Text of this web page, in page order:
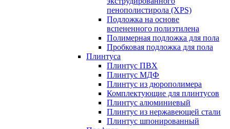
пенополистирола (XPS)
Подложка на основе
вспененного полиэтилена
Полимерная подложка для пола
Пробковая подложка для пола
Плинтуса
Плинтус ПВХ
Плинтус МДФ
Плинтус из дюрополимера
Комплектующие для плинтусов
Плинтус алюминиевый
Плинтус из нержавеющей стали
Плинтус шпонированный